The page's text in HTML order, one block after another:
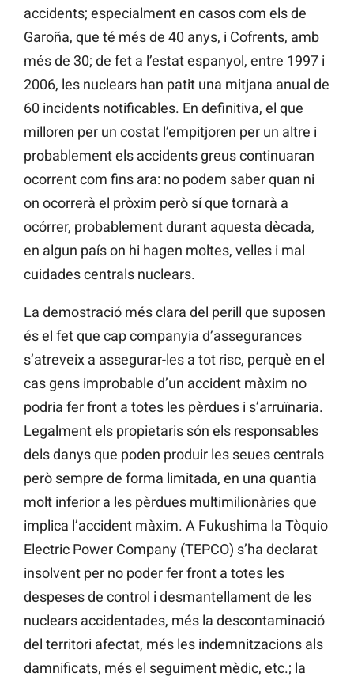
accidents; especialment en casos com els de
Garoña, que té més de 40 anys, i Cofrents, amb
més de 30; de fet a l’estat espanyol, entre 1997 i
2006, les nuclears han patit una mitjana anual de
60 incidents notificables. En definitiva, el que
milloren per un costat l’empitjoren per un altre i
probablement els accidents greus continuaran
ocorrent com fins ara: no podem saber quan ni
on ocorrerà el pròxim però sí que tornarà a
ocórrer, probablement durant aquesta dècada,
en algun país on hi hagen moltes, velles i mal
cuidades centrals nuclears.
La demostració més clara del perill que suposen
és el fet que cap companyia d’assegurances
s’atreveix a assegurar-les a tot risc, perquè en el
cas gens improbable d’un accident màxim no
podria fer front a totes les pèrdues i s’arruïnaria.
Legalment els propietaris són els responsables
dels danys que poden produir les seues centrals
però sempre de forma limitada, en una quantia
molt inferior a les pèrdues multimilionàries que
implica l’accident màxim. A Fukushima la Tòquio
Electric Power Company (TEPCO) s’ha declarat
insolvent per no poder fer front a totes les
despeses de control i desmantellament de les
nuclears accidentades, més la descontaminació
del territori afectat, més les indemnitzacions als
damnificats, més el seguiment mèdic, etc.; la